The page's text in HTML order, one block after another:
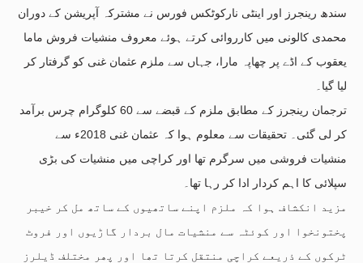
سندھ رینجرز اور اینٹی نارکوٹکس فورس نے مشترکہ آپریشن کے دوران
محمدی کالونی میں کارروائی کرتے ہوئے معروف منشیات فروش ماما
یعقوب کے اڈے پر چھاپہ مارا، جہاں سے ملزم عثمان غنی کو گرفتار کر
لیا گیا۔
ترجمان رینجرز کے مطابق ملزم کے قبضے سے 60 کلوگرام چرس برآمد
کر لی گئی۔ تحقیقات سے معلوم ہوا کہ عثمان غنی 2018ء سے
منشیات فروشی میں سرگرم تھا اور کراچی میں منشیات کی بڑی
سپلائی کا اہم کردار ادا کر رہا تھا۔
مزید انکشاف ہوا کہ ملزم اپنے ساتھیوں کے ساتھ مل کر خیبر
پختونخوا اور کوئٹہ سے منشیات مال بردار گاڑیوں اور فروٹ
ٹرکوں کے ذریعے کراچی منتقل کرتا تھا اور پھر مختلف ڈیلرز